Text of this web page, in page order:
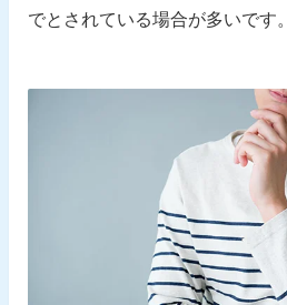
でとされている場合が多いです。